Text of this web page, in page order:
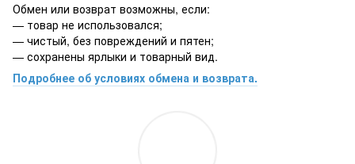
Обмен или возврат возможны, если:
— товар не использовался;
— чистый, без повреждений и пятен;
— сохранены ярлыки и товарный вид.
Подробнее об условиях обмена и возврата.